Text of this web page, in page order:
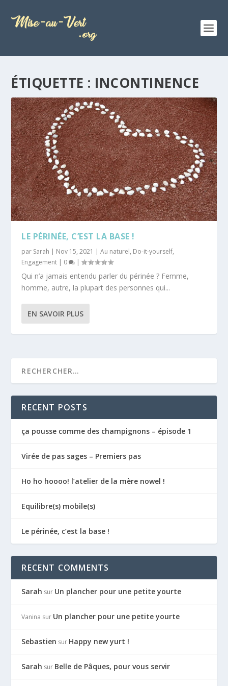
ÉTIQUETTE : INCONTINENCE
LE PÉRINÉE, C’EST LA BASE !
par Sarah | Nov 15, 2021 |Au naturel, Do-it-yourself,
Engagement | 0 |
Qui n’a jamais entendu parler du périnée ? Femme,
homme, autre, la plupart des personnes qui...
EN SAVOIR PLUS
RECENT POSTS
ça pousse comme des champignons – épisode 1
Virée de pas sages – Premiers pas
Ho ho hoooo! l’atelier de la mère nowel !
Equilibre(s) mobile(s)
Le périnée, c’est la base !
RECENT COMMENTS
Sarah sur Un plancher pour une petite yourte
Vanina sur Un plancher pour une petite yourte
Sebastien sur Happy new yurt !
Sarah sur Belle de Pâques, pour vous servir